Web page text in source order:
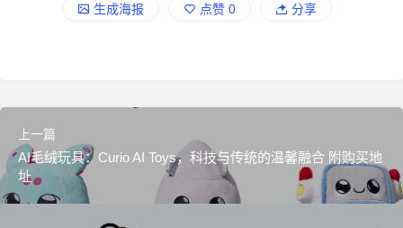
生成海报 点赞 0 分享
上一篇
AI毛绒玩具：Curio AI Toys，科技与传统的温馨融合 附购买地
址